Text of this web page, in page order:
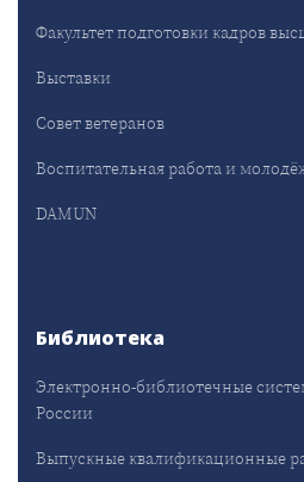
Факультет подготовки кадров
Выставки
Совет ветеранов
Воспитательная работа и
DAMUN
Библиотека
Электронно-библиотечные
России
Выпускные квалификационные